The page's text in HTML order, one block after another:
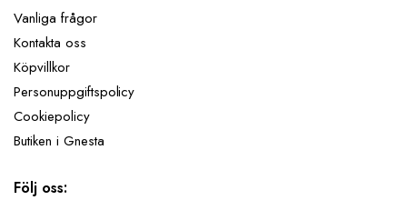
Vanliga frågor
Kontakta oss
Köpvillkor
Personuppgiftspolicy
Cookiepolicy
Butiken i Gnesta
Följ oss: